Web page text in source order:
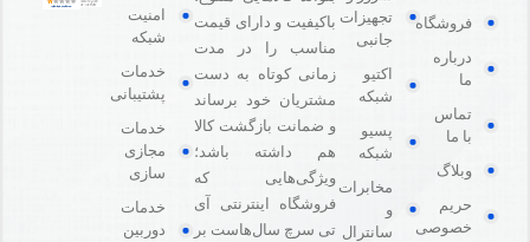
فروشگاه
درباره
ما
تماس
با ما
وبلاگ
حریم
خصوصی
تجهیزات
جانبی
اکتیو
شبکه
پسیو
شبکه
مخابرات
و
سانترال
باکیفیت و دارای قیمت
مناسب را در مدت
زمانی کوتاه به دست
مشتریان خود برساند
و ضمانت بازگشت کالا
هم داشته باشد؛
ویژگی‌هایی که
فروشگاه اینترنتی آی
تی سرچ سال‌هاست بر
امنیت
شبکه
خدمات
پشتیبانی
خدمات
مجازی
سازی
خدمات
دوربین